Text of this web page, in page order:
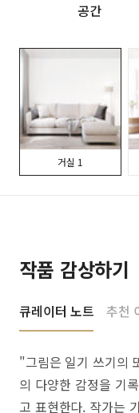
공간
거실 1
작품 감상하기
큐레이터 노트 추천
"그림은 일기 쓰기의
의 다양한 감정을 기
고 표현한다. 작가는